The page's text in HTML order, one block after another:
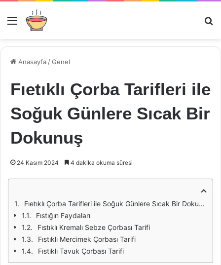
Menü
Anasayfa /Genel
Fıetıklı Çorba Tarifleri ile
Soğuk Günlere Sıcak Bir
Dokunuş
24 Kasım 2024 4 dakika okuma süresi
Fıetıklı Çorba Tarifleri ile Soğuk Günlere Sıcak Bir Dokunuş
Fıstığın Faydaları
Fıstıklı Kremalı Sebze Çorbası Tarifi
Fıstıklı Mercimek Çorbası Tarifi
Fıstıklı Tavuk Çorbası Tarifi